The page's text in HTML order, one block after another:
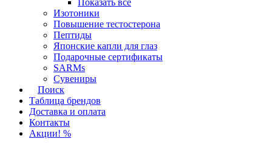
Изотоники
Повышение тестостерона
Пептиды
Японские капли для глаз
Подарочные сертификаты
SARMs
Сувениры
Поиск
Таблица брендов
Доставка и оплата
Контакты
Акции! %